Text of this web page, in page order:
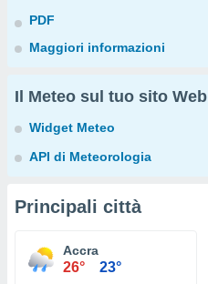
PDF
Maggiori informazioni
Il Meteo sul tuo sito Web
Widget Meteo
API di Meteorologia
Principali città
Accra
26° 23°